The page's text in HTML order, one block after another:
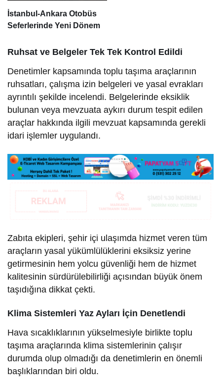
İstanbul-Ankara Otobüs
Seferlerinde Yeni Dönem
Ruhsat ve Belgeler Tek Tek Kontrol Edildi
Denetimler kapsamında toplu taşıma araçlarının
ruhsatları, çalışma izin belgeleri ve yasal evrakları
ayrıntılı şekilde incelendi. Belgelerinde eksiklik
bulunan veya mevzuata aykırı durum tespit edilen
araçlar hakkında ilgili mevzuat kapsamında gerekli
idari işlemler uygulandı.
Zabıta ekipleri, şehir içi ulaşımda hizmet veren tüm
araçların yasal yükümlülüklerini eksiksiz yerine
getirmesinin hem yolcu güvenliği hem de hizmet
kalitesinin sürdürülebilirliği açısından büyük önem
taşıdığına dikkat çekti.
Klima Sistemleri Yaz Ayları İçin Denetlendi
Hava sıcaklıklarının yükselmesiyle birlikte toplu
taşıma araçlarında klima sistemlerinin çalışır
durumda olup olmadığı da denetimlerin en önemli
başlıklarından biri oldu.